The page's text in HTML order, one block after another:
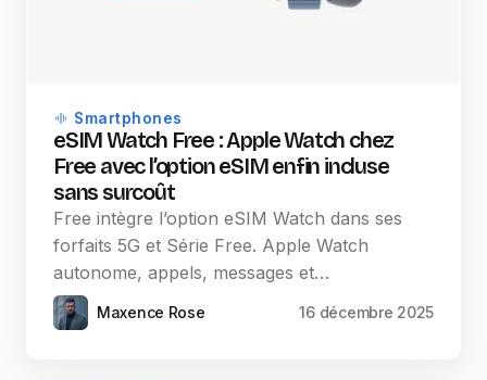
Smartphones
eSIM Watch Free : Apple Watch chez
Free avec l’option eSIM enfin incluse
sans surcoût
Free intègre l’option eSIM Watch dans ses
forfaits 5G et Série Free. Apple Watch
autonome, appels, messages et…
Maxence Rose 16 décembre 2025